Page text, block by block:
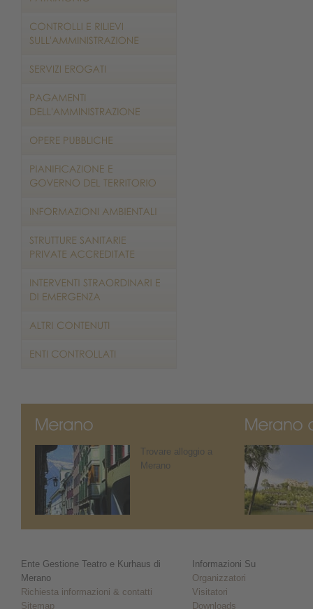
Trovare alloggio a
Merano
Ente Gestione Teatro e Kurhaus di
Merano
Richiesta informazioni & contatti
Sitemap
Informazioni Su
Organizzatori
Visitatori
Downloads